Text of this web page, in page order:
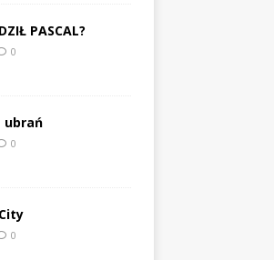
PASCAL?
0
ubrań
0
0